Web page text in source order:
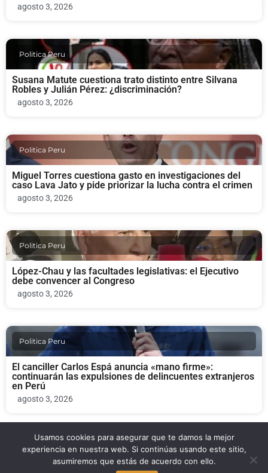
agosto 3, 2026
Politica Peru
Susana Matute cuestiona trato distinto entre Silvana
Robles y Julián Pérez: ¿discriminación?
agosto 3, 2026
Politica Peru
Miguel Torres cuestiona gasto en investigaciones del
caso Lava Jato y pide priorizar la lucha contra el crimen
agosto 3, 2026
Politica Peru
López-Chau y las facultades legislativas: el Ejecutivo
debe convencer al Congreso
agosto 3, 2026
Politica Peru
El canciller Carlos Espá anuncia «mano firme»:
continuarán las expulsiones de delincuentes extranjeros
en Perú
agosto 3, 2026
Politica Peru
Usamos cookies para asegurar que te damos la mejor
experiencia en nuestra web. Si continúas usando este sitio,
asumiremos que estás de acuerdo con ello.